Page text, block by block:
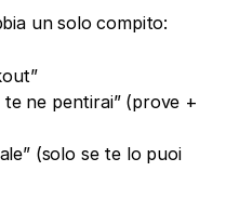
un solo compito:
te ne pentirai” (prove +
(solo se te lo puoi